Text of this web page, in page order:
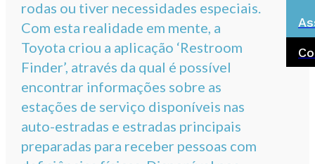
rodas ou tiver necessidades especiais.
Com esta realidade em mente, a
Toyota criou a aplicação ‘Restroom
Finder’, através da qual é possível
encontrar informações sobre as
estações de serviço disponíveis nas
auto-estradas e estradas principais
preparadas para receber pessoas com